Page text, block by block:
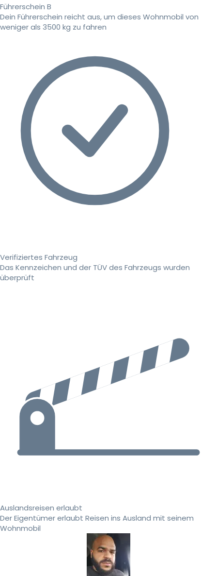
Führerschein B
Dein Führerschein reicht aus, um dieses Wohnmobil von
weniger als 3500 kg zu fahren
Verifiziertes Fahrzeug
Das Kennzeichen und der TÜV des Fahrzeugs wurden
überprüft
Auslandsreisen erlaubt
Der Eigentümer erlaubt Reisen ins Ausland mit seinem
Wohnmobil